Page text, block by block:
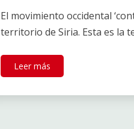
El movimiento occidental
territorio de Siria. Esta es la
Leer más